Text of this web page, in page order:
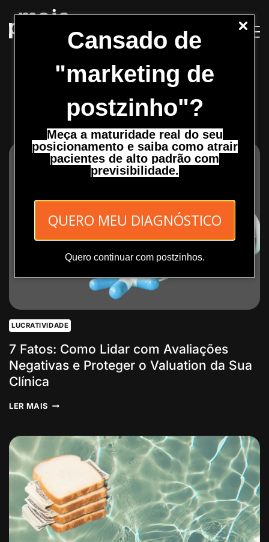
Cansado de
"marketing de
postzinho"?
Meça a maturidade real do seu
posicionamento e saiba como atrair
pacientes de alto padrão com
previsibilidade.
QUERO MEU DIAGNÓSTICO
Quero continuar com postzinhos.
para
Lucratividade
LUCRATIVIDADE
7 Fatos: Como Lidar com Avaliações
Negativas e Proteger o Valuation da Sua
Clínica
LER MAIS
LIDAR
AVALIAÇÕES
NEGATIVAS
PROTEGER
O
VALUATION
DA
SUA
CLÍNICA